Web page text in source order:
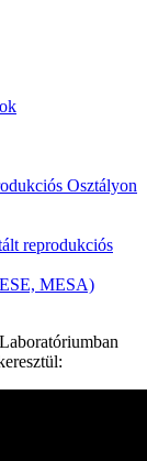
Osztályon
reprodukciós
MESA)